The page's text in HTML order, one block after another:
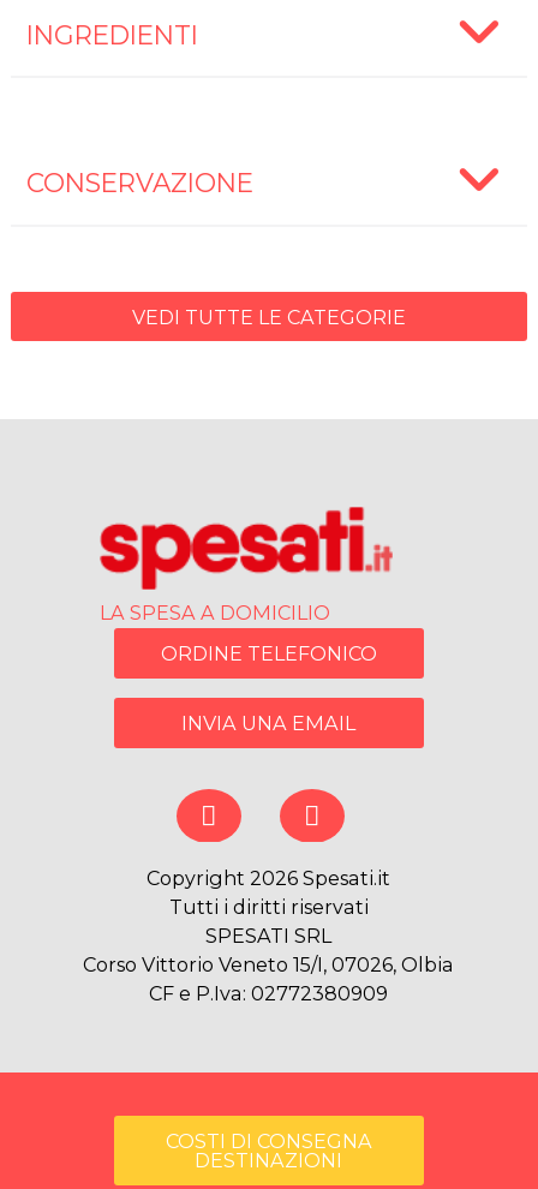
INGREDIENTI
CONSERVAZIONE
VEDI TUTTE LE CATEGORIE
LA SPESA A DOMICILIO
ORDINE TELEFONICO
INVIA UNA EMAIL
Copyright 2026 Spesati.it
Tutti i diritti riservati
SPESATI SRL
Corso Vittorio Veneto 15/I, 07026, Olbia
CF e P.Iva: 02772380909
COSTI DI CONSEGNA
DESTINAZIONI